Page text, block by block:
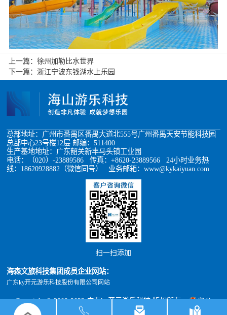
上一篇： 徐州加勒比水世界
下一篇： 浙江宁波东钱湖水上乐园
总部地址：广州市番禺区番禺大道北555号广州番禺天安节能科技园
总部中心23号楼12层 邮编：511400
生产基地地址：广东韶关新丰马头镇工业园
电话：（020）-23889586 传真：+8620-23889566 24小时业务热
线：18620928882（微信同号） 业务邮箱：www@kykaiyuan.com
扫一扫添加
海森文旅科技集团成员企业网站：
广东ky开元游乐科技股份有限公司网站
Copyright © 2002-2022 广东ky开元游乐科技 版权所有
粤公
网安备 44011302000493号
粤ICP备05012398号 xml地图